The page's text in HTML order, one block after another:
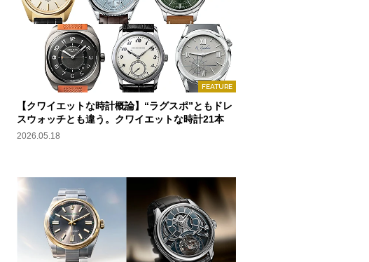
FEATURE
【クワイエットな時計概論】“ラグスポ”ともドレ
スウォッチとも違う。クワイエットな時計21本
2026.05.18